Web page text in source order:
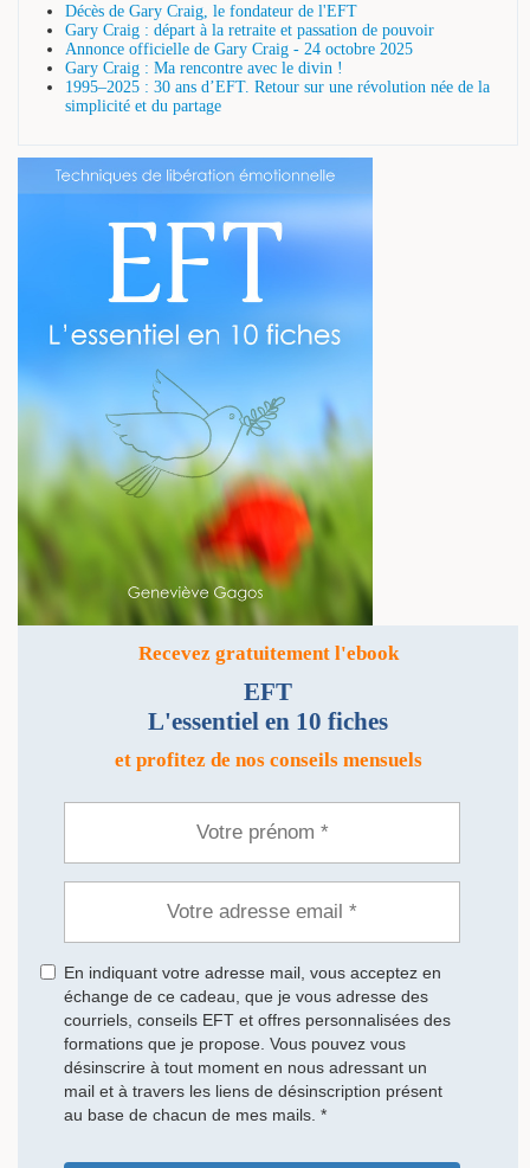
Décès de Gary Craig, le fondateur de l'EFT
Gary Craig : départ à la retraite et passation de pouvoir
Annonce officielle de Gary Craig - 24 octobre 2025
Gary Craig : Ma rencontre avec le divin !
1995–2025 : 30 ans d’EFT. Retour sur une révolution née de la
simplicité et du partage
Recevez gratuitement l'ebook
EFT
L'essentiel en 10 fiches
et profitez de nos conseils mensuels
En indiquant votre adresse mail, vous acceptez en
échange de ce cadeau, que je vous adresse des
courriels, conseils EFT et offres personnalisées des
formations que je propose. Vous pouvez vous
désinscrire à tout moment en nous adressant un
mail et à travers les liens de désinscription présent
au base de chacun de mes mails. *